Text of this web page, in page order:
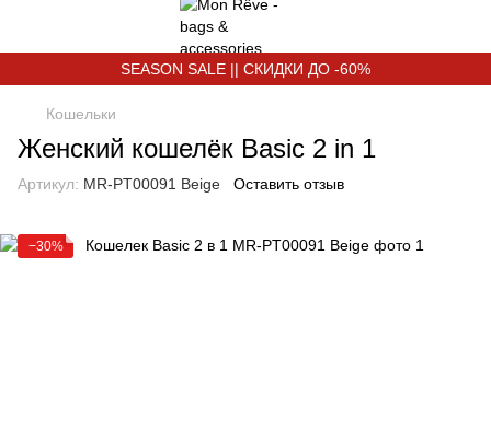
SEASON SALE || СКИДКИ ДО -60%
Кошельки
Женский кошелёк Basic 2 in 1
Артикул: MR-PT00091 Beige Оставить отзыв
−30%